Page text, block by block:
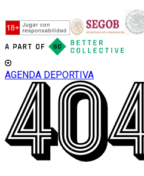
AGENDA DEPORTIVA